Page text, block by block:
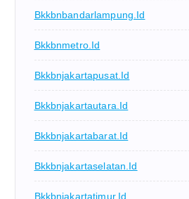
Bkkbnbandarlampung.id
Bkkbnmetro.id
Bkkbnjakartapusat.id
Bkkbnjakartautara.id
Bkkbnjakartabarat.id
Bkkbnjakartaselatan.id
Bkkbnjakartatimur.id